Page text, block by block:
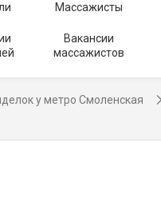
Массажисты
Вакансии
массажистов
у метро Смоленская